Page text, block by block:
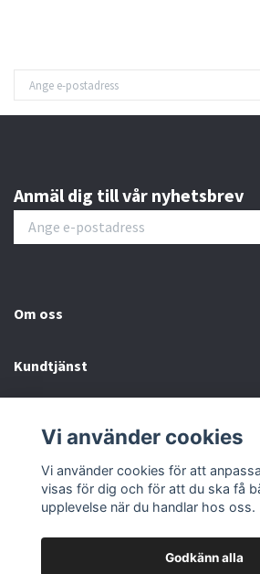
Anmäl dig till vår nyhetsbrev
Om oss
Kundtjänst
Sociala medier
Vi använder cookies
Vi använder cookies för att
visas för dig och för att du ska få
upplevelse när du handlar hos oss.
Godkänn alla